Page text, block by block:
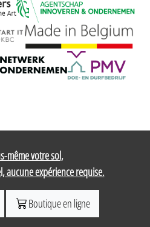
même votre sol,
aucune expérience requise.
Boutique en ligne